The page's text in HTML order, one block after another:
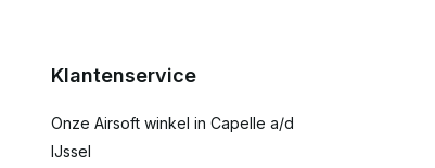
Klantenservice
Onze Airsoft winkel in Capelle a/d
IJssel